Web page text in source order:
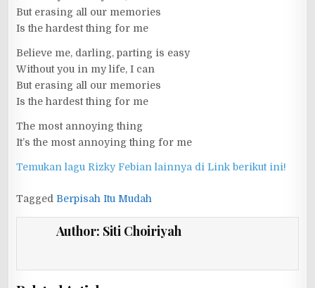
But erasing all our memories
Is the hardest thing for me
Believe me, darling, parting is easy
Without you in my life, I can
But erasing all our memories
Is the hardest thing for me
The most annoying thing
It’s the most annoying thing for me
Temukan lagu Rizky Febian lainnya di Link berikut ini!
Tagged Berpisah Itu Mudah
Author: Siti Choiriyah